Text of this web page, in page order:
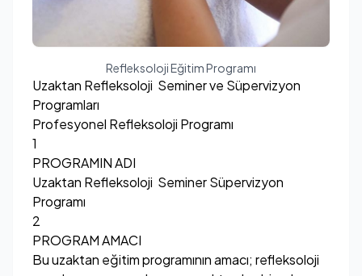
Refleksoloji Eğitim Programı
Uzaktan Refleksoloji Seminer ve Süpervizyon
Programları
Profesyonel Refleksoloji Programı
1
PROGRAMIN ADI
Uzaktan Refleksoloji Seminer Süpervizyon
Programı
2
PROGRAM AMACI
Bu uzaktan eğitim programının amacı; refleksoloji